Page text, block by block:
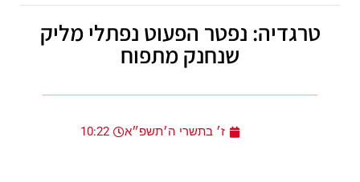
טרגדיה: נפטר הפעוט נפתלי מליק
שנחנק מתפוח
ז׳ בתשרי ה׳תשפ״א 10:22